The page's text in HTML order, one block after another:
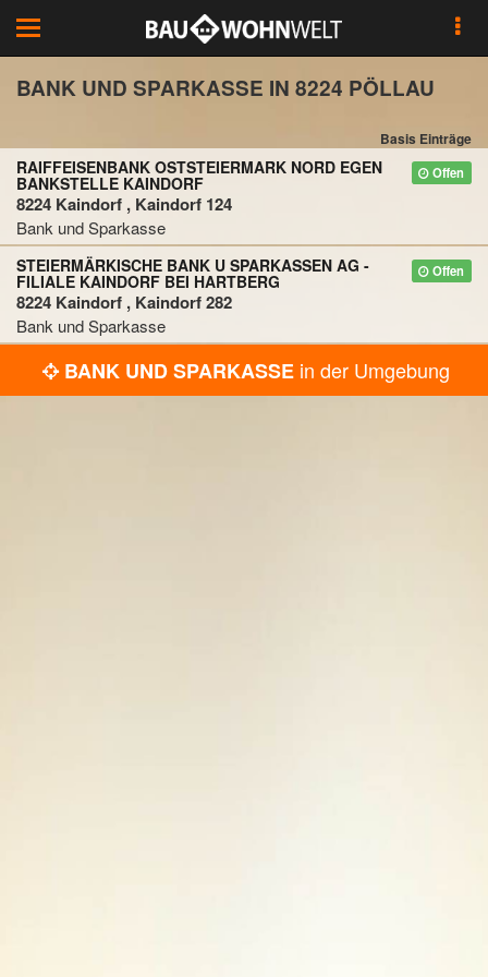
Toggle
navigation
BANK UND SPARKASSE IN 8224 PÖLLAU
Basis Einträge
Offen
RAIFFEISENBANK OSTSTEIERMARK NORD EGEN
BANKSTELLE KAINDORF
8224 Kaindorf , Kaindorf 124
Bank und Sparkasse
Offen
STEIERMÄRKISCHE BANK U SPARKASSEN AG -
FILIALE KAINDORF BEI HARTBERG
8224 Kaindorf , Kaindorf 282
Bank und Sparkasse
BANK UND SPARKASSE in der Umgebung